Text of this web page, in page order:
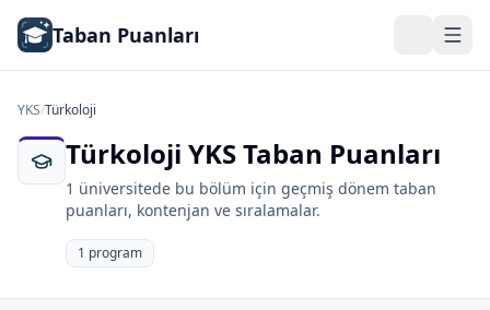
Taban Puanları
YKS/Türkoloji
Türkoloji YKS Taban Puanları
1 üniversitede bu bölüm için geçmiş dönem taban
puanları, kontenjan ve sıralamalar.
1 program